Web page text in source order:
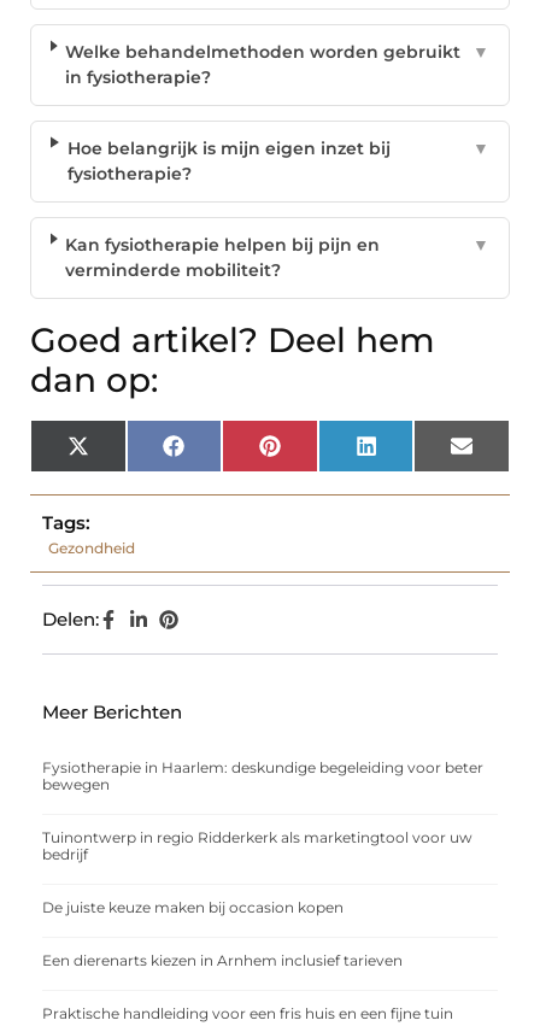
Welke behandelmethoden worden gebruikt
in fysiotherapie?
▼
Hoe belangrijk is mijn eigen inzet bij
fysiotherapie?
▼
Kan fysiotherapie helpen bij pijn en
verminderde mobiliteit?
▼
Goed artikel? Deel hem
dan op:
X
(Twitter)
Facebook Pinterest LinkedIn Email
Tags:
Gezondheid
Delen:
Meer Berichten
Fysiotherapie in Haarlem: deskundige begeleiding voor beter
bewegen
Tuinontwerp in regio Ridderkerk als marketingtool voor uw
bedrijf
De juiste keuze maken bij occasion kopen
Een dierenarts kiezen in Arnhem inclusief tarieven
Praktische handleiding voor een fris huis en een fijne tuin